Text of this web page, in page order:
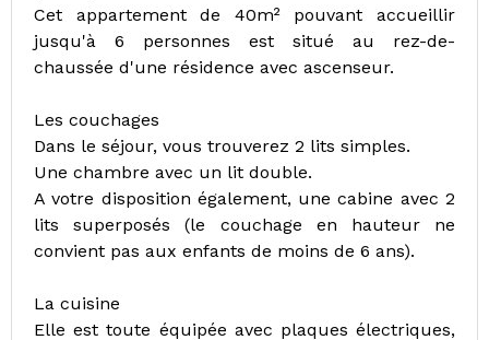
Cet appartement de 40m² pouvant accueillir
jusqu'à 6 personnes est situé au rez-de-
chaussée d'une résidence avec ascenseur.
Les couchages
Dans le séjour, vous trouverez 2 lits simples.
Une chambre avec un lit double.
A votre disposition également, une cabine avec 2
lits superposés (le couchage en hauteur ne
convient pas aux enfants de moins de 6 ans).
La cuisine
Elle est toute équipée avec plaques électriques,